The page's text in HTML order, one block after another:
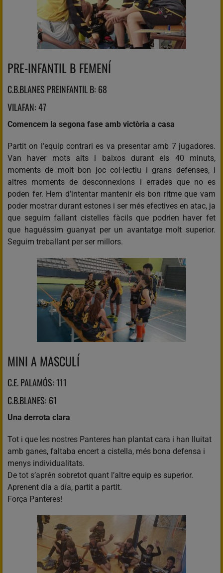
PRE-INFANTIL B FEMENÍ
C.B.BLANES PREINFANTIL B: 68
VILAFAN: 47
Comencem la segona fase amb victòria a casa
Partit on l’equip contrari es va presentar amb 7 jugadores.
Van haver mots alts i baixos durant els 40 minuts,
moments de molt bon joc col·lectiu i grans defenses, i
altres moments de desconnexions i errades que no es
poden fer. Hem d’intentar mantenir els bon ritme que vam
poder mostrar durant estones i ser més efectives en atac, ja
que seguim fallant cistelles fàcils que podrien haver fet
que haguéssim guanyat per un avantatge molt superior.
Seguim treballant per ser millors.
MINI A MASCULÍ
C.E. PALAMÓS: 111
C.B.BLANES: 61
Una derrota clara
Tot i que les nostres Panteres han plantat cara i han lluitat
amb ganes, faltaba encert a cistella, més bona defensa i
menys individualitats.
De tot s’aprén sobretot quant l’altre equip es superior.
Aprenent día a día, partit a partit.
Força Panteres!